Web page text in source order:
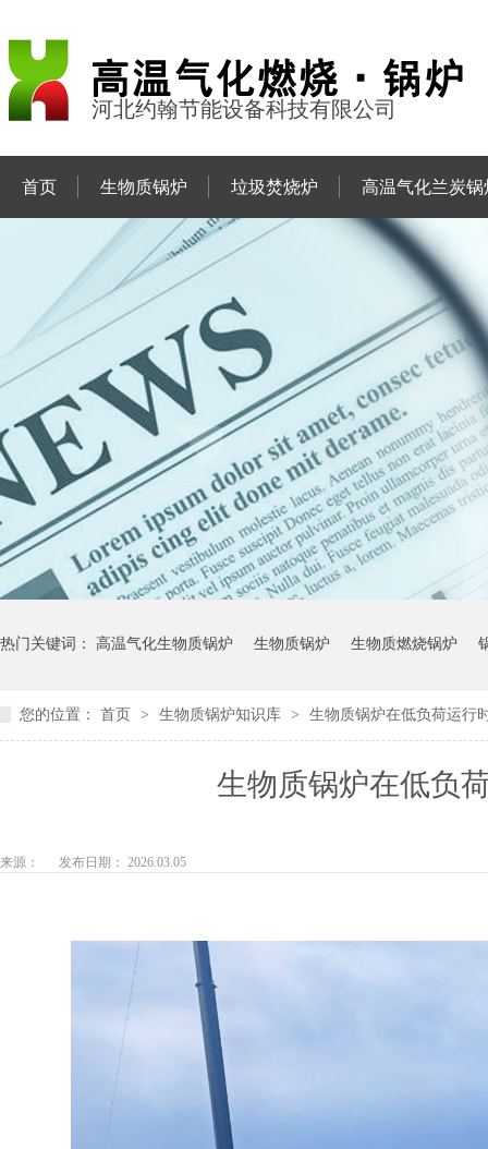
河北约翰节能设备科技有限公司
首页 生物质锅炉 垃圾焚烧炉 高温气化兰炭锅
热门关键词： 高温气化生物质锅炉 生物质锅炉 生物质燃烧锅炉
您的位置： 首页 > 生物质锅炉知识库 > 生物质锅炉在低负荷运行
生物质锅炉在低负
来源： 发布日期： 2026.03.05